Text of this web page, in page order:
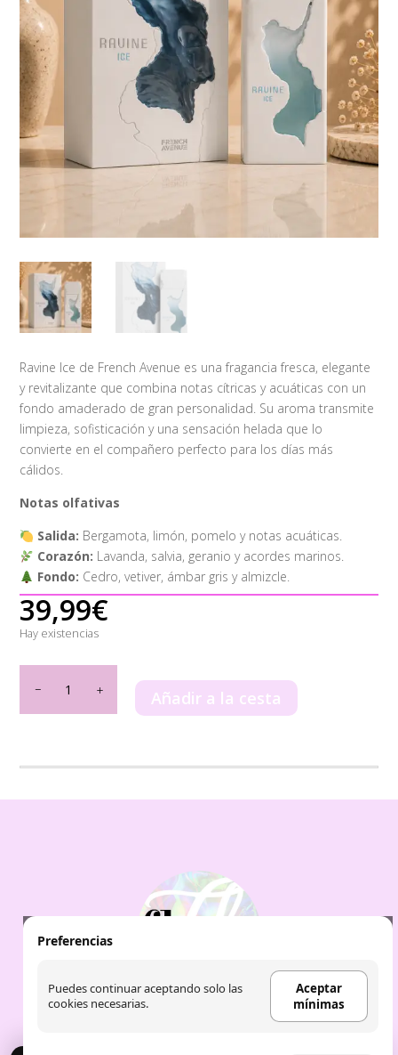
Ravine Ice de French Avenue es una fragancia fresca, elegante
y revitalizante que combina notas cítricas y acuáticas con un
fondo amaderado de gran personalidad. Su aroma transmite
limpieza, sofisticación y una sensación helada que lo
convierte en el compañero perfecto para los días más
cálidos.
Notas olfativas
Salida: Bergamota, limón, pomelo y notas acuáticas.
Corazón: Lavanda, salvia, geranio y acordes marinos.
Fondo: Cedro, vetiver, ámbar gris y almizcle.
39,99€
Hay existencias
Ice
French
Añadir a la cesta
Preferencias
Puedes continuar aceptando solo las
cookies necesarias.
Aceptar
mínimas